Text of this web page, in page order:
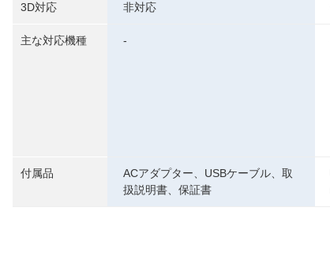
3D対応
主な対応機種
付属品
非対応
-
ACアダプター、USBケーブル、取
扱説明書、保証書